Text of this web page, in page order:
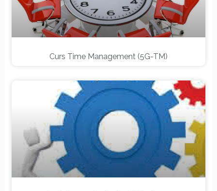
Curs Time Management (5G-TM)